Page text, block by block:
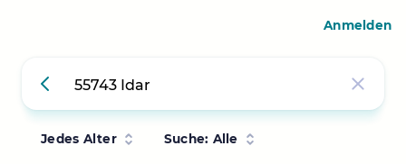
Jedes Alter Suche: Alle
Anmelden